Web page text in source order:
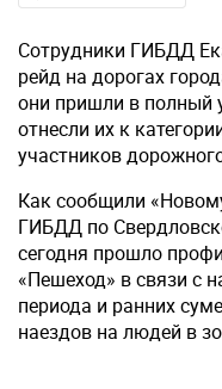
Сотрудники ГИБДД
рейд на дорогах
они пришли в полный
отнесли их к
участников
Как сообщили
ГИБДД по
сегодня прошло
«Пешеход» в связи с
периода и ранних
наездов на людей в